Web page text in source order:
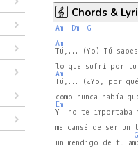
Chords &
Am Dm
G
Am
Am
Em
Y… no te importaba
me cansé de ser un
G
un mendigo de tu